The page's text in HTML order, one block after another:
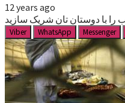
12 years ago
را با دوستان تان شریک سازید
Viber WhatsApp Messenger